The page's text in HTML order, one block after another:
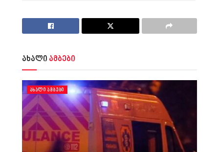
ახალი ამბები
ᲐᲮᲐᲚᲘ ᲐᲛᲑᲔᲑᲘ